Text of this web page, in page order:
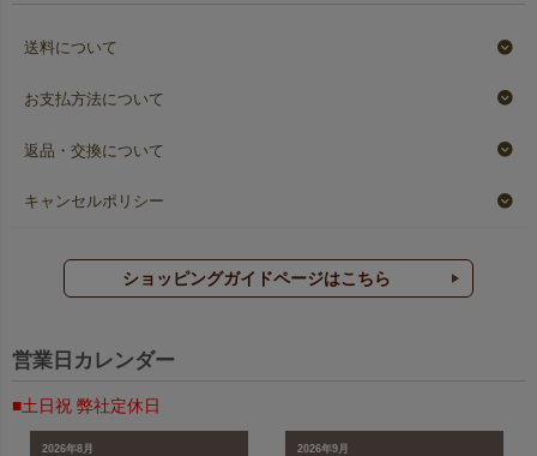
送料について
お支払方法について
返品・交換について
キャンセルポリシー
ショッピングガイドページはこちら
営業日カレンダー
■土日祝 弊社定休日
2026年8月 2026年9月